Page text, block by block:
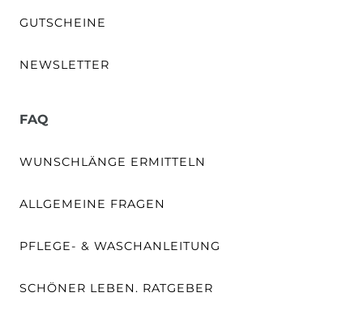
GUTSCHEINE
NEWSLETTER
FAQ
WUNSCHLÄNGE ERMITTELN
ALLGEMEINE FRAGEN
PFLEGE- & WASCHANLEITUNG
SCHÖNER LEBEN. RATGEBER